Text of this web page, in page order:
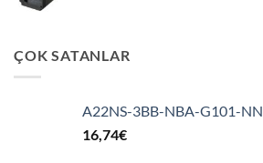
ÇOK SATANLAR
A22NS-3BB-NBA-G101-NN
16,74€